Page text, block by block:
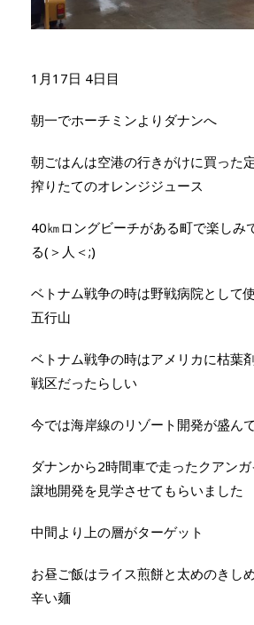
1月17日 4日目
朝一でホーチミンよりダナンへ
朝ごはんは空港の行きがけに買った
搾りたてのオレンジジュース
40㎞ロングビーチがある町で楽しみ
る(＞人＜;)
ベトナム戦争の時は野戦病院として
五行山
ベトナム戦争の時はアメリカに枯葉
戦区だったらしい
今では海岸線のリゾート開発が盛ん
ダナンから2時間車で走ったクアン
譲地開発を見学させてもらいました
中間より上の層がターゲット
お昼ご飯はライス煎餅と太めのきし
辛い麺